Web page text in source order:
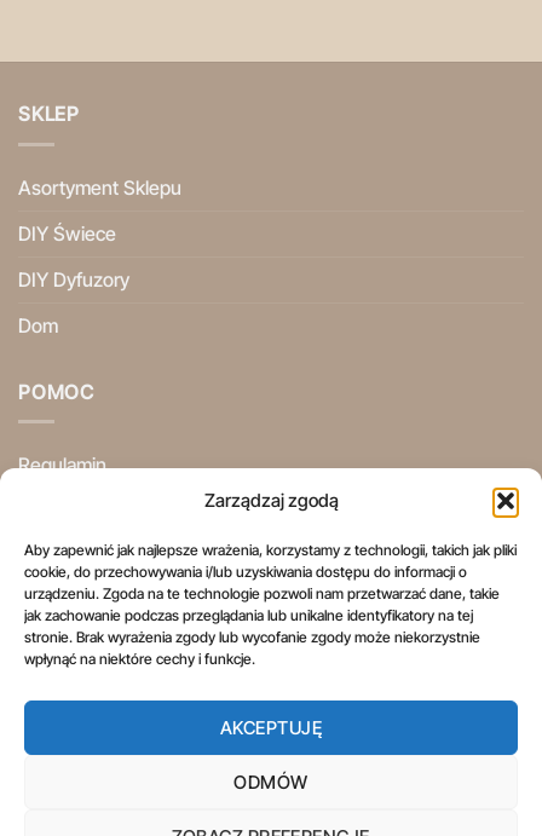
Zarządzaj zgodą
Aby zapewnić jak najlepsze wrażenia, korzystamy z technologii, takich jak pliki
cookie, do przechowywania i/lub uzyskiwania dostępu do informacji o
urządzeniu. Zgoda na te technologie pozwoli nam przetwarzać dane, takie
jak zachowanie podczas przeglądania lub unikalne identyfikatory na tej
stronie. Brak wyrażenia zgody lub wycofanie zgody może niekorzystnie
wpłynąć na niektóre cechy i funkcje.
AKCEPTUJĘ
ODMÓW
SKLEP
Asortyment Sklepu
DIY Świece
DIY Dyfuzory
Dom
POMOC
Regulamin
Ogólne Warunki Użytkowania
Informacje Prawne
Prawo do odstąpienia od umowy
OGÓLNE WARUNKI UŻYTKOWANIA
INFORMACJE PRAWNE